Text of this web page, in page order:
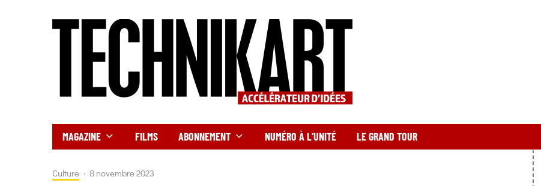
MAGAZINE FILMS ABONNEMENT NUMÉRO À L’UNITÉ LE GRAND TOUR
Culture · 8 novembre 2023